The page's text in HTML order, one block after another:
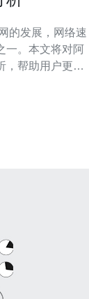
一。本文将对阿
，帮助用户更好
测试工具为